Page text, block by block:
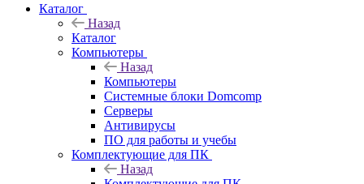
Каталог
Назад
Каталог
Компьютеры
Назад
Компьютеры
Системные блоки Domcomp
Серверы
Антивирусы
ПО для работы и учебы
Комплектующие для ПК
Назад